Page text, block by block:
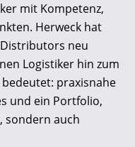
mit Kompetenz,
Herweck hat
neu
Logistiker hin zum
praxisnahe
und ein Portfolio,
sondern auch